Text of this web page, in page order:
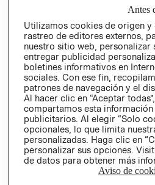
Antes
Utilizamos cookies de origen
rastreo de editores externos,
nuestro sitio web, personalizar
entregar publicidad
boletines informativos en
sociales. Con ese fin,
patrones de navegación y el
Al hacer clic en “Aceptar
compartamos esta
publicitarios. Al elegir “Solo
opcionales, lo que limita
personalizadas. Haga clic en
personalizar sus opciones.
de datos para obtener más
Aviso de